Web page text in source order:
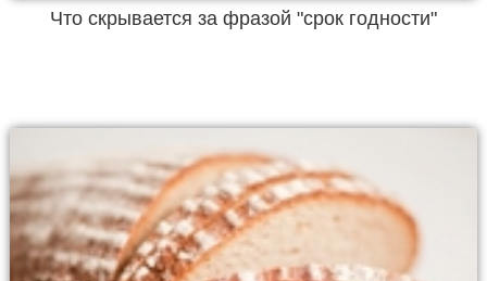
Что скрывается за фразой "срок годности"